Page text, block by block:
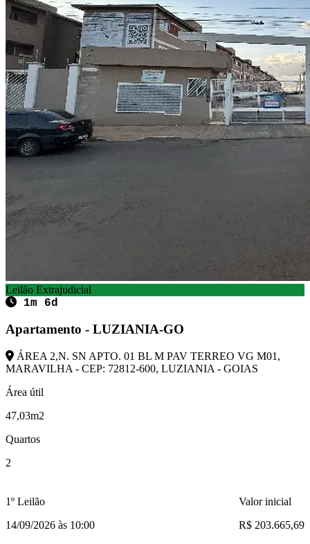
Leilão Extrajudicial
1m 6d
Apartamento - LUZIANIA-GO
ÁREA 2,N. SN APTO. 01 BL M PAV TERREO VG M01,
MARAVILHA - CEP: 72812-600, LUZIANIA - GOIAS
Área útil
47,03m2
Quartos
2
1º Leilão
14/09/2026 às 10:00
Valor inicial
R$ 203.665,69